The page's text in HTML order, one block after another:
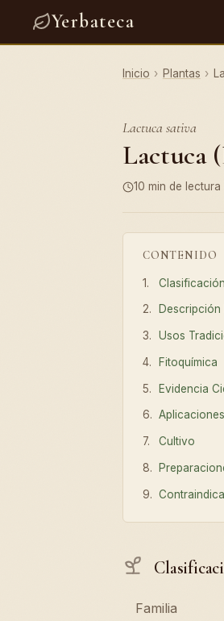
Yerbateca
Inicio › Plantas ›
Lactuca sativa
Lactuca
10 min de lectura
CONTENIDO
Descripción
Usos
Fitoquímica
Evidencia
Cultivo
Familia